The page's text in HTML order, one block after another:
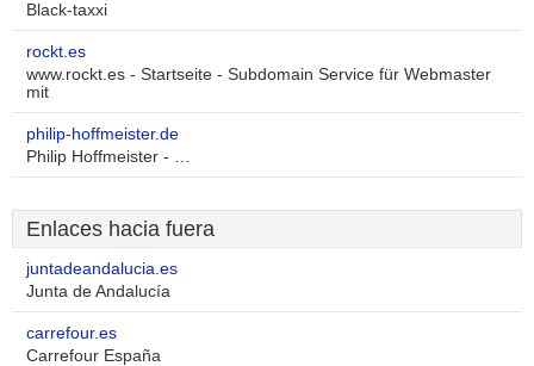
Black-taxxi
rockt.es
www.rockt.es - Startseite - Subdomain Service für Webmaster
mit
philip-hoffmeister.de
Philip Hoffmeister - …
Enlaces hacia fuera
juntadeandalucia.es
Junta de Andalucía
carrefour.es
Carrefour España